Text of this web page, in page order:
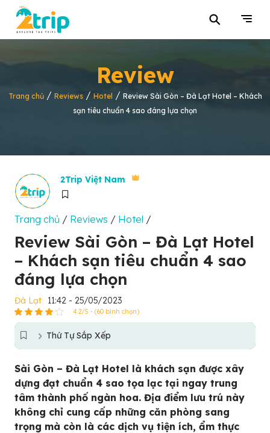
⚲
Review
Trang chủ/ Reviews/ Hotel / Review Sài Gòn – Đà Lạt Hotel – Khách
sạn tiêu chuẩn 4 sao đáng lựa chọn
2Trip Việt Nam
Trang chủ / Reviews / Hotel /
Review Sài Gòn – Đà Lạt Hotel
– Khách sạn tiêu chuẩn 4 sao
đáng lựa chọn
Đà Lạt 11:42 - 25/05/2023
4.2/5 - (60 bình chọn)
Thứ Tự Sắp Xếp
Sài Gòn – Đà Lạt Hotel là khách sạn được xây
dựng đạt chuẩn 4 sao tọa lạc tại ngay trung
tâm thành phố ngàn hoa. Địa điểm lưu trú này
không chỉ cung cấp những căn phòng sang
trọng mà còn là các dịch vụ tiện ích, ẩm thực